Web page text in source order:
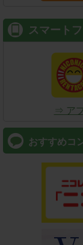
スマート
⇒ ア
おすすめコ